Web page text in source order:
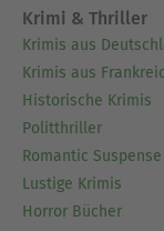
Krimi & Thriller
Krimis aus
Krimis aus
Historische Krimis
Politthriller
Romantic Suspense
Lustige Krimis
Horror Bücher